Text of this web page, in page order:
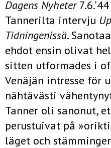
Dagens Nyheter
Tannerilta intervju
Tidningenissä.
ehdot ensin olivat
sitten utformades i
Venäjän intresse för
nähtävästi
Tanner oli sanonut,
perustuivat på
läget och